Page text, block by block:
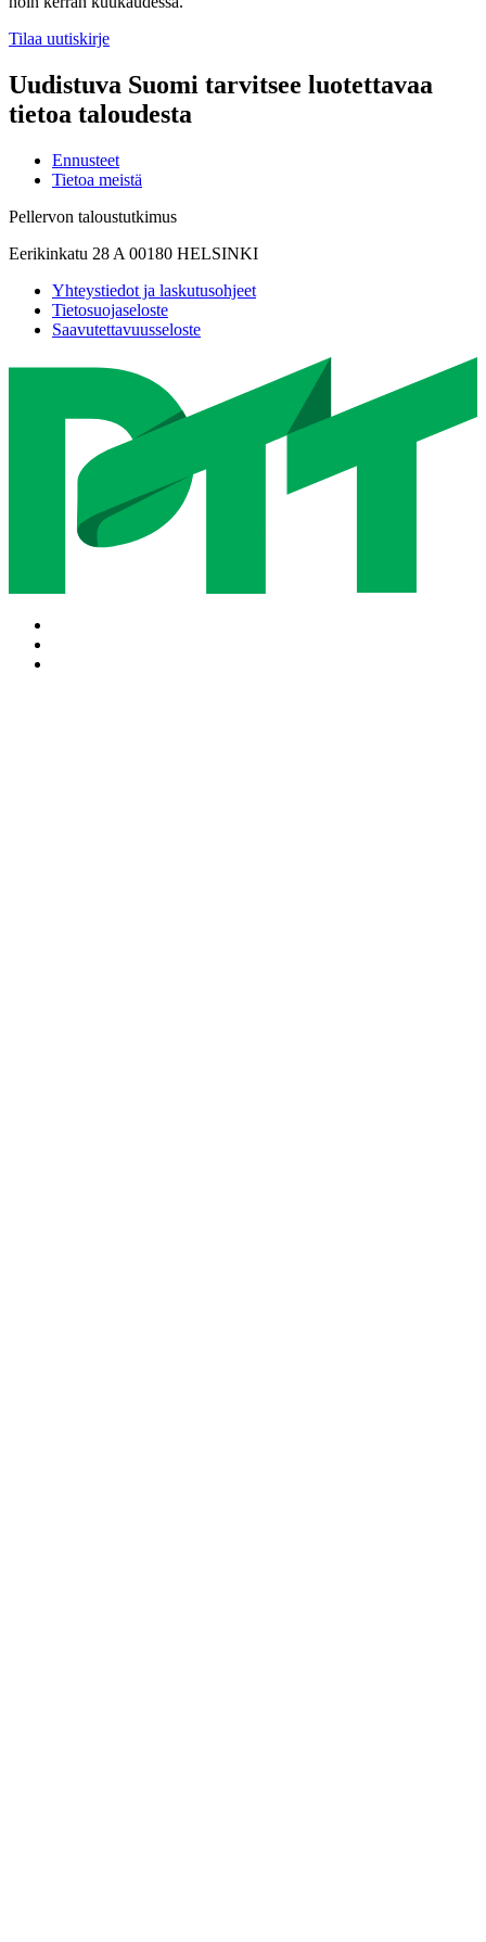
Tilaa uutiskirje
Uudistuva Suomi tarvitsee luotettavaa
tietoa taloudesta
Ennusteet
Tietoa meistä
Pellervon taloustutkimus
Eerikinkatu 28 A 00180 HELSINKI
Yhteystiedot ja laskutusohjeet
Tietosuojaseloste
Saavutettavuusseloste